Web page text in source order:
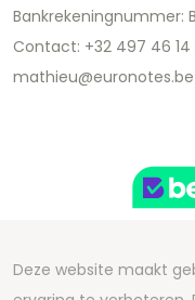
Bankrekeningnummer:
Contact: +32 497 46 14
mathieu@euronotes.be
Deze website maakt